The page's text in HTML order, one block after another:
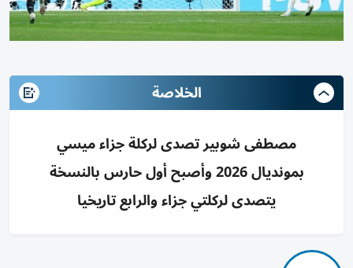
الخلاصة
مصطفى شوبير تصدى لركلة جزاء ميسي
بمونديال 2026 وأصبح أول حارس بالنسخة
يتصدى لركلتي جزاء والرابع تاريخيا